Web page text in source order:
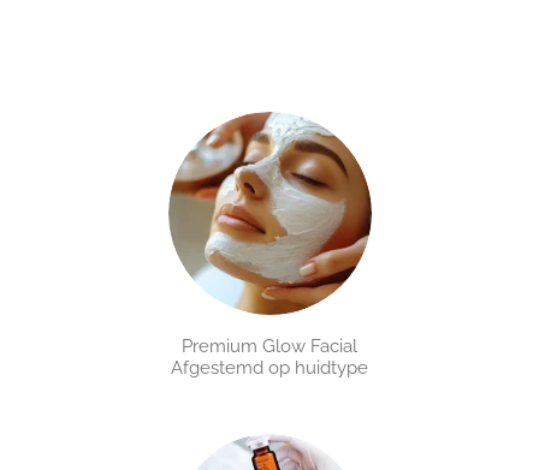
Premium Glow Facial
Afgestemd op huidtype